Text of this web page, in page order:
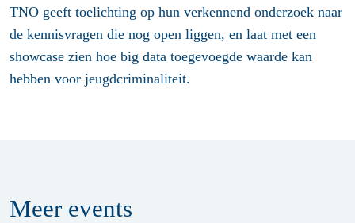
TNO geeft toelichting op hun verkennend onderzoek naar
de kennisvragen die nog open liggen, en laat met een
showcase zien hoe big data toegevoegde waarde kan
hebben voor jeugdcriminaliteit.
Meer events